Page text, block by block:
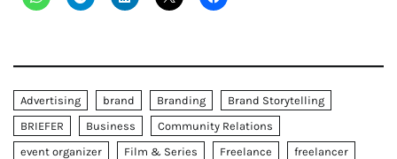
Advertising brand Branding
Brand Storytelling
BRIEFER
Business
Community Relations
event organizer
Film & Series Freelance
freelancer